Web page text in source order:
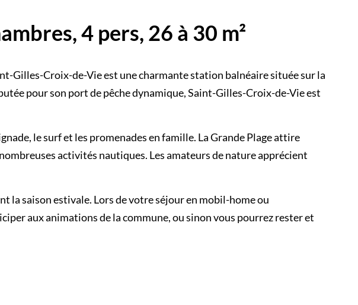
4 pers, 26 à 30 m²
Gilles-Croix-de-Vie est une charmante station balnéaire située sur la
pour son port de pêche dynamique, Saint-Gilles-Croix-de-Vie est
le surf et les promenades en famille. La Grande Plage attire
activités nautiques. Les amateurs de nature apprécient
la saison estivale. Lors de votre séjour en mobil-home ou
aux animations de la commune, ou sinon vous pourrez rester et